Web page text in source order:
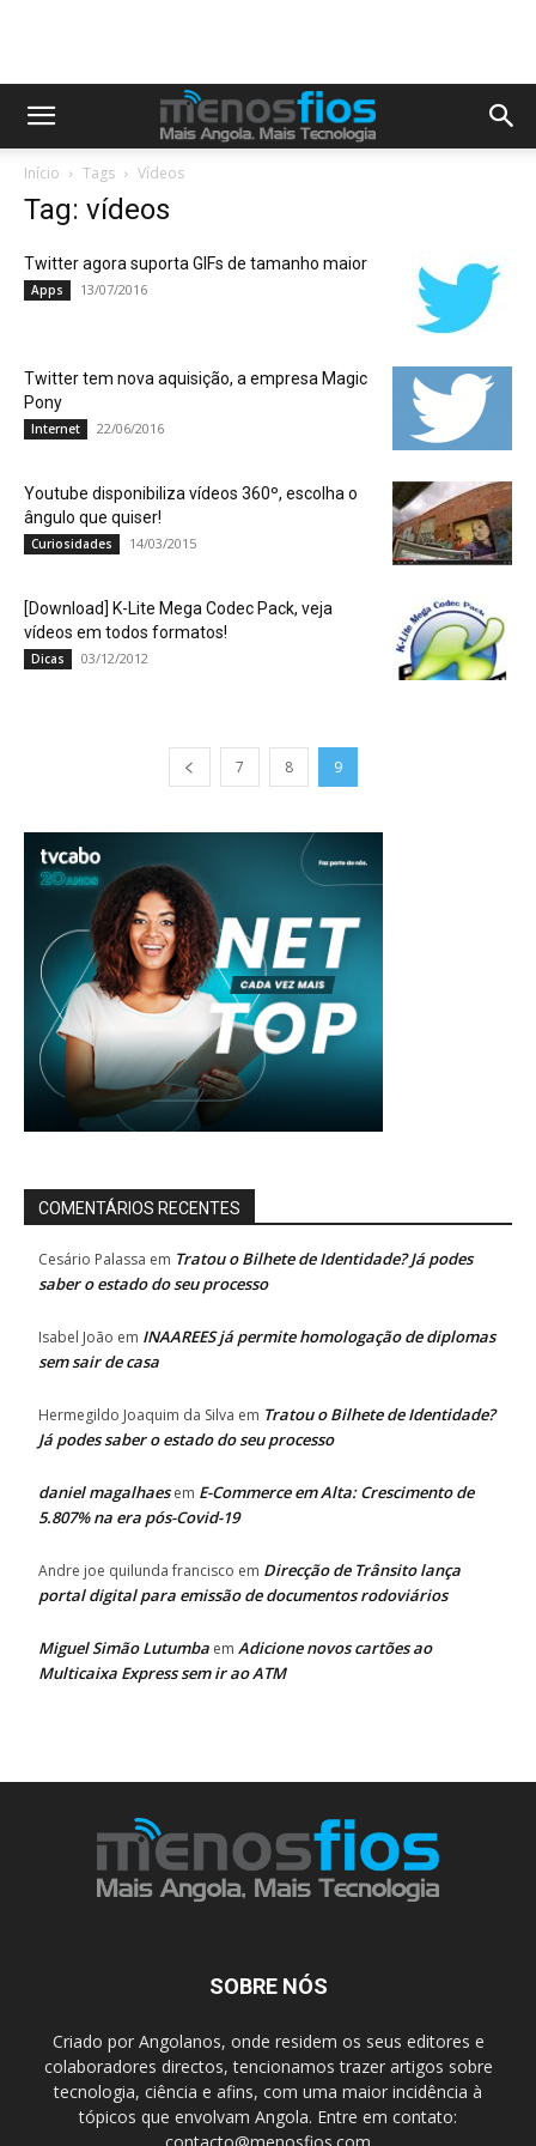
Início Tags Vídeos
Tag: vídeos
Twitter agora suporta GIFs de tamanho maior
Apps 13/07/2016
Twitter tem nova aquisição, a empresa Magic
Pony
Internet 22/06/2016
Youtube disponibiliza vídeos 360º, escolha o
ângulo que quiser!
Curiosidades 14/03/2015
[Download] K-Lite Mega Codec Pack, veja
vídeos em todos formatos!
Dicas 03/12/2012
7 8 9
COMENTÁRIOS RECENTES
Cesário Palassa em Tratou o Bilhete de Identidade? Já podes
saber o estado do seu processo
Isabel João em INAAREES já permite homologação de diplomas
sem sair de casa
Hermegildo Joaquim da Silva em Tratou o Bilhete de Identidade?
Já podes saber o estado do seu processo
daniel magalhaesem E-Commerce em Alta: Crescimento de
5.807% na era pós-Covid-19
Andre joe quilunda francisco em Direcção de Trânsito lança
portal digital para emissão de documentos rodoviários
Miguel Simão Lutumba em Adicione novos cartões ao
Multicaixa Express sem ir ao ATM
SOBRE NÓS
Criado por Angolanos, onde residem os seus editores e
colaboradores directos, tencionamos trazer artigos sobre
tecnologia, ciência e afins, com uma maior incidência à
tópicos que envolvam Angola. Entre em contato:
contacto@menosfios.com